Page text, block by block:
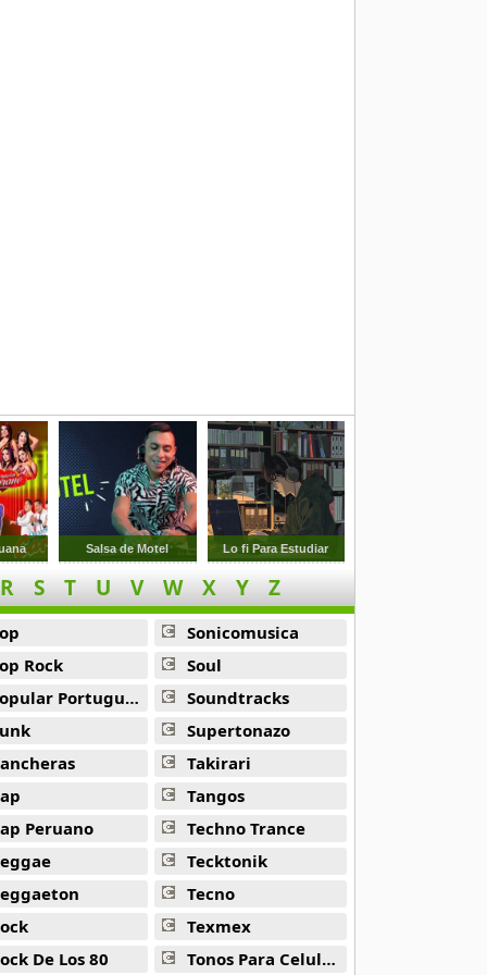
Salsa de Motel Lo fi Para Estudiar
R S T U V W X Y Z
Rock
Portuguesa
Peruano
De Los 80
Sonicomusica
Soul
Soundtracks
Supertonazo
Takirari
Tangos
Techno Trance
Tecktonik
Tecno
Texmex
Tonos Para Celulares